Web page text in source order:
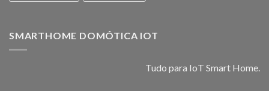
SMARTHOME DOMÓTICA IOT
Tudo para IoT Smart Home.